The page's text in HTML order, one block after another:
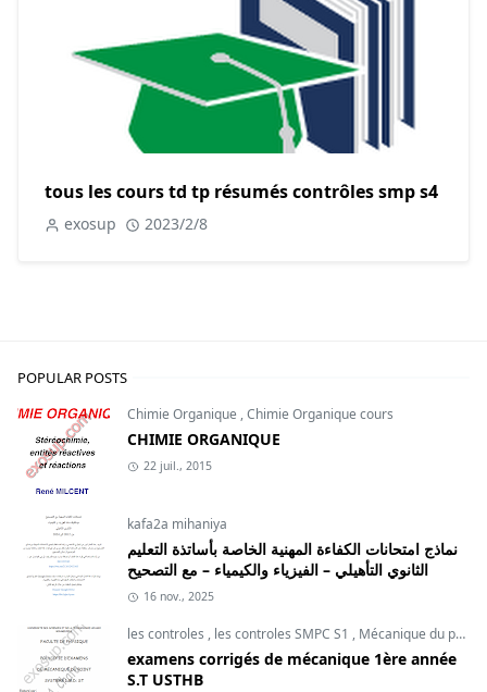
tous les cours td tp résumés contrôles smp s4
exosup 2023/2/8
POPULAR POSTS
Chimie Organique ,Chimie Organique cours
CHIMIE ORGANIQUE
22 juil., 2015
kafa2a mihaniya
نماذج امتحانات الكفاءة المهنية الخاصة بأساتذة التعليم
الثانوي التأهيلي – الفيزياء والكيمياء – مع التصحيح
16 nov., 2025
les controles , les controles SMPC S1 , Mécanique du point
examens corrigés de mécanique 1ère année
S.T USTHB